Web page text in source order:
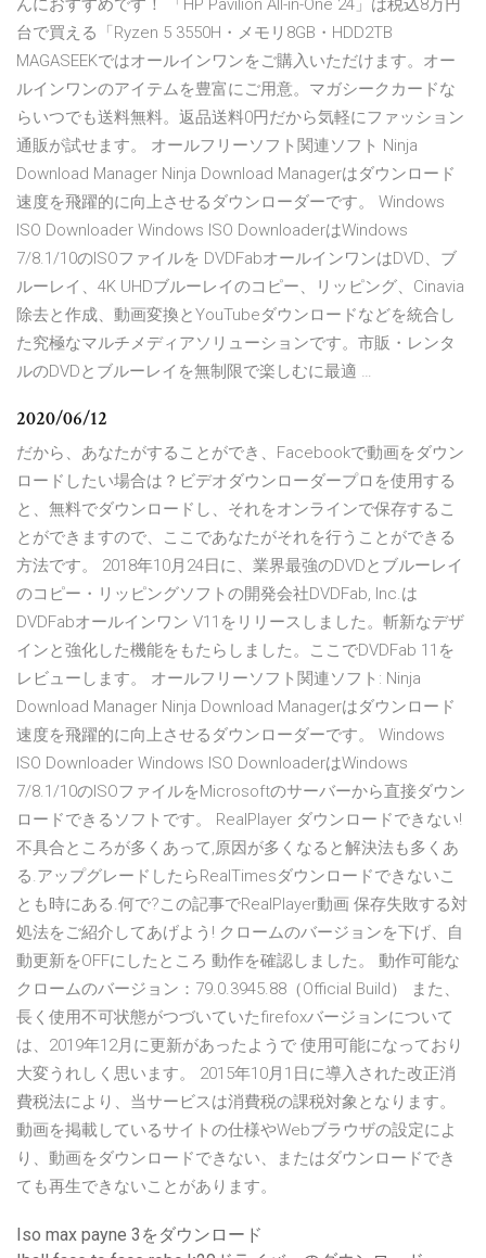
んにおすすめです！ 「HP Pavilion All-in-One 24」は税込8万円
台で買える「Ryzen 5 3550H・メモリ8GB・HDD2TB
MAGASEEKではオールインワンをご購入いただけます。オー
ルインワンのアイテムを豊富にご用意。マガシークカードな
らいつでも送料無料。返品送料0円だから気軽にファッション
通販が試せます。 オールフリーソフト関連ソフト Ninja
Download Manager Ninja Download Managerはダウンロード
速度を飛躍的に向上させるダウンローダーです。 Windows
ISO Downloader Windows ISO DownloaderはWindows
7/8.1/10のISOファイルを DVDFabオールインワンはDVD、ブ
ルーレイ、4K UHDブルーレイのコピー、リッピング、Cinavia
除去と作成、動画変換とYouTubeダウンロードなどを統合し
た究極なマルチメディアソリューションです。市販・レンタ
ルのDVDとブルーレイを無制限で楽しむに最適 …
2020/06/12
だから、あなたがすることができ、Facebookで動画をダウン
ロードしたい場合は？ビデオダウンローダープロを使用する
と、無料でダウンロードし、それをオンラインで保存するこ
とができますので、ここであなたがそれを行うことができる
方法です。 2018年10月24日に、業界最強のDVDとブルーレイ
のコピー・リッピングソフトの開発会社DVDFab, Inc.は
DVDFabオールインワン V11をリリースしました。斬新なデザ
インと強化した機能をもたらしました。ここでDVDFab 11を
レビューします。 オールフリーソフト関連ソフト: Ninja
Download Manager Ninja Download Managerはダウンロード
速度を飛躍的に向上させるダウンローダーです。 Windows
ISO Downloader Windows ISO DownloaderはWindows
7/8.1/10のISOファイルをMicrosoftのサーバーから直接ダウン
ロードできるソフトです。 RealPlayer ダウンロードできない!
不具合ところが多くあって,原因が多くなると解決法も多くあ
る.アップグレードしたらRealTimesダウンロードできないこ
とも時にある.何で?この記事でRealPlayer動画 保存失敗する対
処法をご紹介してあげよう! クロームのバージョンを下げ、自
動更新をOFFにしたところ 動作を確認しました。 動作可能な
クロームのバージョン：79.0.3945.88（Official Build） また、
長く使用不可状態がつづいていたfirefoxバージョンについて
は、2019年12月に更新があったようで 使用可能になっており
大変うれしく思います。 2015年10月1日に導入された改正消
費税法により、当サービスは消費税の課税対象となります。
動画を掲載しているサイトの仕様やWebブラウザの設定によ
り、動画をダウンロードできない、またはダウンロードでき
ても再生できないことがあります。
Iso max payne 3をダウンロード